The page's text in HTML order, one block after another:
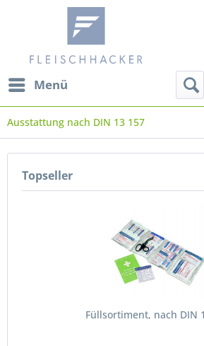
Menü
Ausstattung nach DIN 13 157
Topseller
Füllsortiment, nach DIN